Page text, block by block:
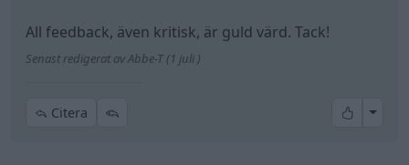
All feedback, även kritisk, är guld värd. Tack!
Senast redigerat av Abbe-T (1 juli )
Citera All